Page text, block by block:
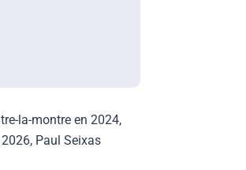
la-montre en 2024,
Paul Seixas